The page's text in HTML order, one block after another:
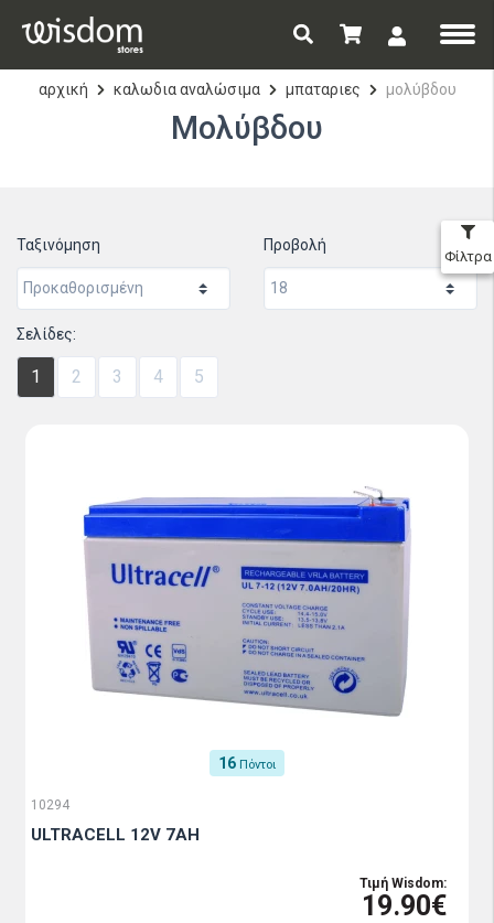
αρχική καλωδια αναλώσιμα μπαταριες μολύβδου
Μολύβδου
Ταξινόμηση Προβολή
Σελίδες:
1 2 3 4 5
Φίλτρα
16 Πόντοι
10294
ULTRACELL 12V 7AH
Τιμή Wisdom:
19.90€